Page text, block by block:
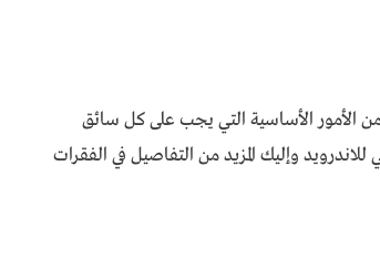
الأمور الأساسية التي يجب على كل سائق
للاندرويد وإليك المزيد من التفاصيل في الفقرات